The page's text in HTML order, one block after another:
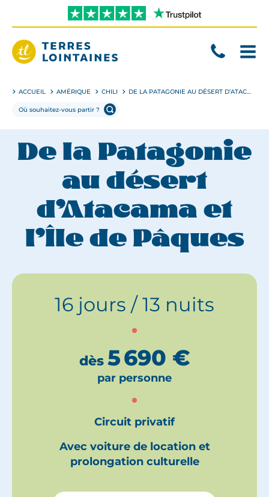
directement
contenu
ACCUEIL AMÉRIQUE CHILI DE LA PATAGONIE AU DÉSERT D’ATACAMA ET L’ÎLE DE PÂQUES
De la Patagonie
au désert
d’Atacama et
l’Île de Pâques
16 jours / 13 nuits
dès 5 690 €
par personne
Circuit privatif
Avec voiture de location et
prolongation culturelle